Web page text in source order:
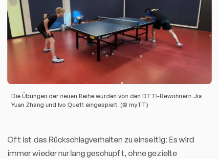
Die Übungen der neuen Reihe wurden von den DTTI-Bewohnern Jia
Yuan Zhang und Ivo Quett eingespielt. (© myTT)
Oft ist das Rückschlagverhalten zu einseitig: Es wird
immer wieder nur lang geschupft, ohne gezielte